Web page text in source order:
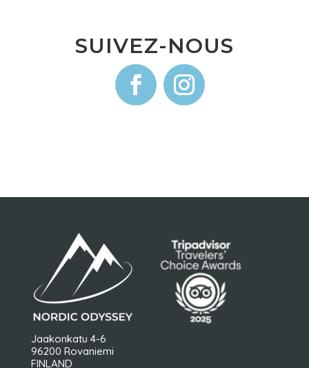
SUIVEZ-NOUS
Jaakonkatu 4-6
96200 Rovaniemi
FINLAND